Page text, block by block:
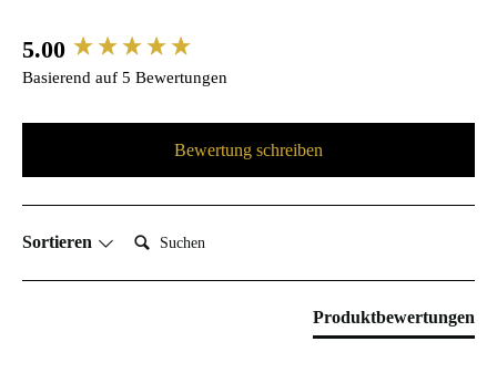
5.00
Basierend auf 5 Bewertungen
Bewertung schreiben
Sortieren Suchen:
Produktbewertungen
New content loaded